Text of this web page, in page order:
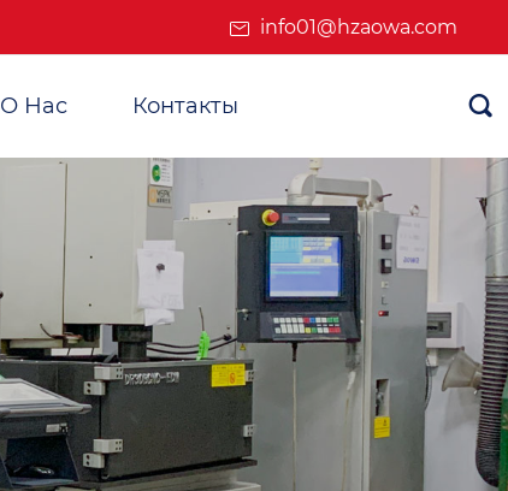
info01@hzaowa.com
О Нас Контакты 